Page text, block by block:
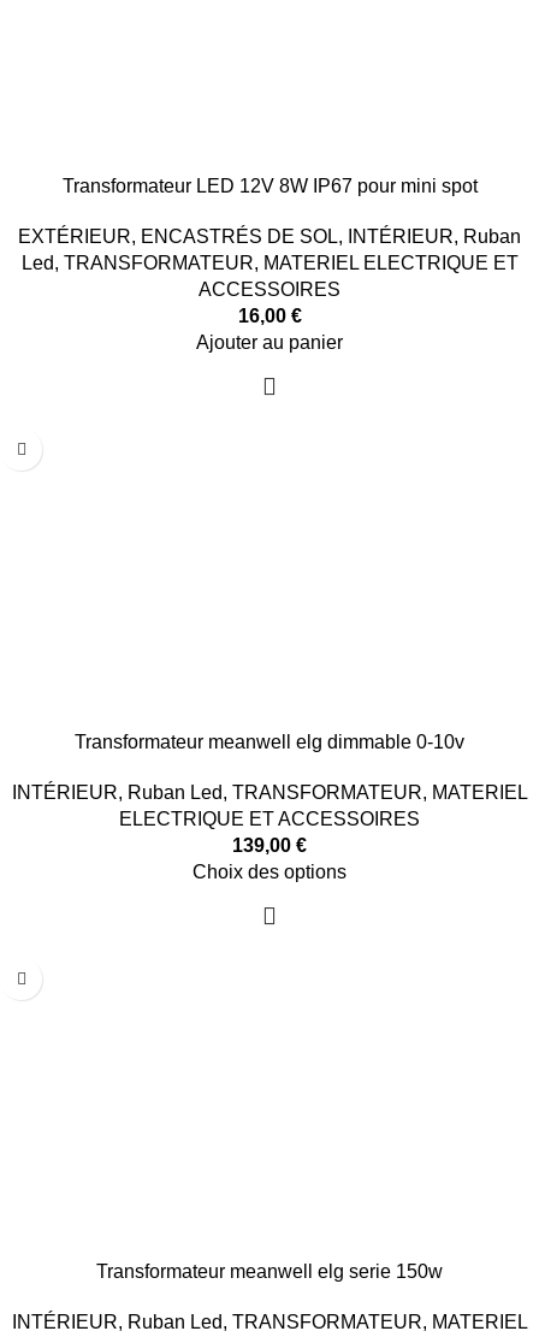
Transformateur LED 12V 8W IP67 pour mini spot
EXTÉRIEUR, ENCASTRÉS DE SOL, INTÉRIEUR, Ruban
Led, TRANSFORMATEUR, MATERIEL ELECTRIQUE ET
ACCESSOIRES
16,00 €
Ajouter au panier
Transformateur meanwell elg dimmable 0-10v
INTÉRIEUR, Ruban Led, TRANSFORMATEUR, MATERIEL
ELECTRIQUE ET ACCESSOIRES
139,00 €
Choix des options
Transformateur meanwell elg serie 150w
INTÉRIEUR, Ruban Led, TRANSFORMATEUR, MATERIEL